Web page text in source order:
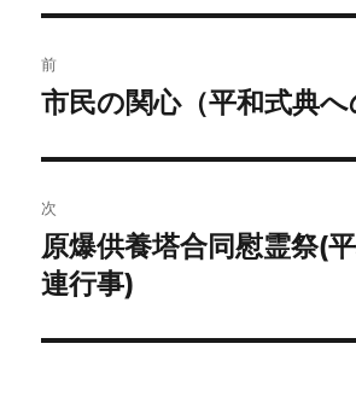
稿
ビ
ゲ
ー
シ
前
前
投
稿:
市民の関心（平和式典へ
次
次
の
稿:
原爆供養塔合同慰霊祭(
連行事)